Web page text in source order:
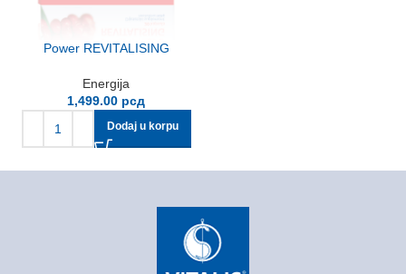
Power REVITALISING
Energija
1,499.00 рсд
Dodaj u korpu